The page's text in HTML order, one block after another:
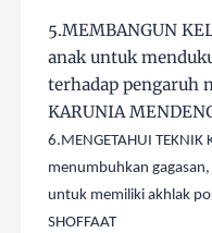
5.MEMBANGUN
anak untuk
terhadap pengaruh
KARUNIA
6.MENGETAHUI
menumbuhkan
untuk memiliki akhlak
SHOFFAAT